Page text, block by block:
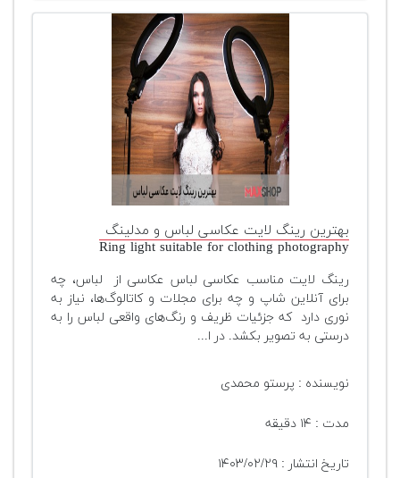
بهترین رینگ لایت عکاسی لباس و مدلینگ
Ring light suitable for clothing photography
رینگ لایت مناسب عکاسی لباس عکاسی از لباس، چه
برای آنلاین شاپ و چه برای مجلات و کاتالوگ‌ها، نیاز به
نوری دارد که جزئیات ظریف و رنگ‌های واقعی لباس را به
درستی به تصویر بکشد. در ا...
نویسنده : پرستو محمدی
مدت : ۱۴ دقیقه
تاریخ انتشار : ۱۴۰۳/۰۲/۲۹